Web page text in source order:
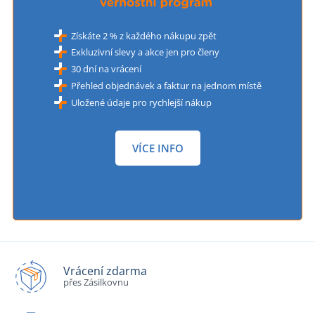
Získáte 2 % z každého nákupu zpět
Exkluzivní slevy a akce jen pro členy
30 dní na vrácení
Přehled objednávek a faktur na jednom místě
Uložené údaje pro rychlejší nákup
VÍCE INFO
Vrácení zdarma
přes Zásilkovnu